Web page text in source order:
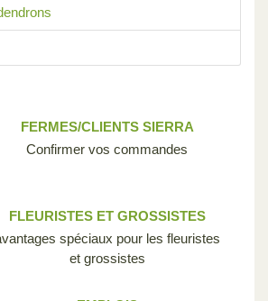
FERMES/CLIENTS SIERRA
Confirmer vos commandes
FLEURISTES ET GROSSISTES
spéciaux pour les fleuristes
et grossistes